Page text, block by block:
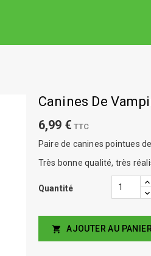
Canines De
6,99 € TTC
Paire de canines pointues
Très bonne qualité, très
Quantité
 AJOUTER AU PANIER